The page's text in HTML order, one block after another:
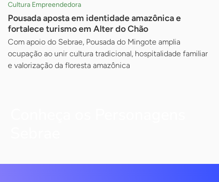
Cultura Empreendedora
Pousada aposta em identidade amazônica e
fortalece turismo em Alter do Chão
Com apoio do Sebrae, Pousada do Mingote amplia
ocupação ao unir cultura tradicional, hospitalidade familiar
e valorização da floresta amazônica